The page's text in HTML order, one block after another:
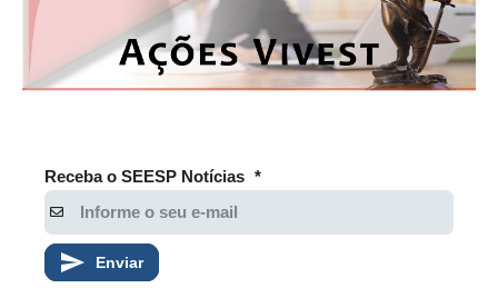
Receba o SEESP Notícias *
Enviar